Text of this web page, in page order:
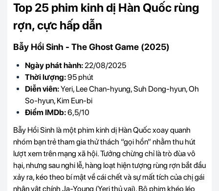
Top 25 phim kinh dị Hàn Quốc rùng
rợn, cực hấp dẫn
Bẫy Hồi Sinh - The Ghost Game (2025)
Ngày phát hành: 22/08/2025
Thời lượng:95 phút
Diễn viên:Yeri, Lee Chan-hyung, Suh Dong-hyun, Oh
So-hyun, Kim Eun-bi
Điểm IMDb:6,5/10
Bẫy Hồi Sinh là một phim kinh dị Hàn Quốc xoay quanh
nhóm bạn trẻ tham gia thử thách “gọi hồn” nhằm thu hút
lượt xem trên mạng xã hội. Tưởng chừng chỉ là trò đùa vô
hại, nhưng sau nghi lễ, hàng loạt hiện tượng rùng rợn bắt đầu
xảy ra, kéo theo bí mật về cái chết và sự mất tích của chị gái
nhân vật chính Ja-Young (Yeri thủ vai). Bộ phim khéo léo